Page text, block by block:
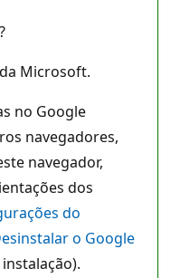
Microsoft.
no Google
navegadores,
navegador,
dos
do
o Google